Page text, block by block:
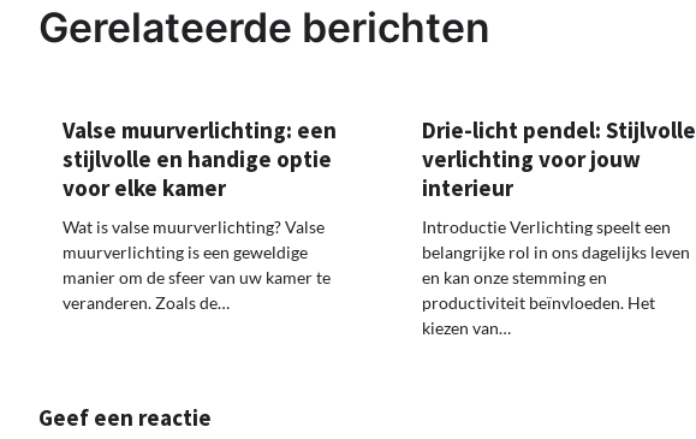
Gerelateerde berichten
Valse muurverlichting: een
stijlvolle en handige optie
voor elke kamer
Wat is valse muurverlichting? Valse
muurverlichting is een geweldige
manier om de sfeer van uw kamer te
veranderen. Zoals de…
Drie-licht pendel: Stijlvolle
verlichting voor jouw
interieur
Introductie Verlichting speelt een
belangrijke rol in ons dagelijks leven
en kan onze stemming en
productiviteit beïnvloeden. Het
kiezen van…
Geef een reactie